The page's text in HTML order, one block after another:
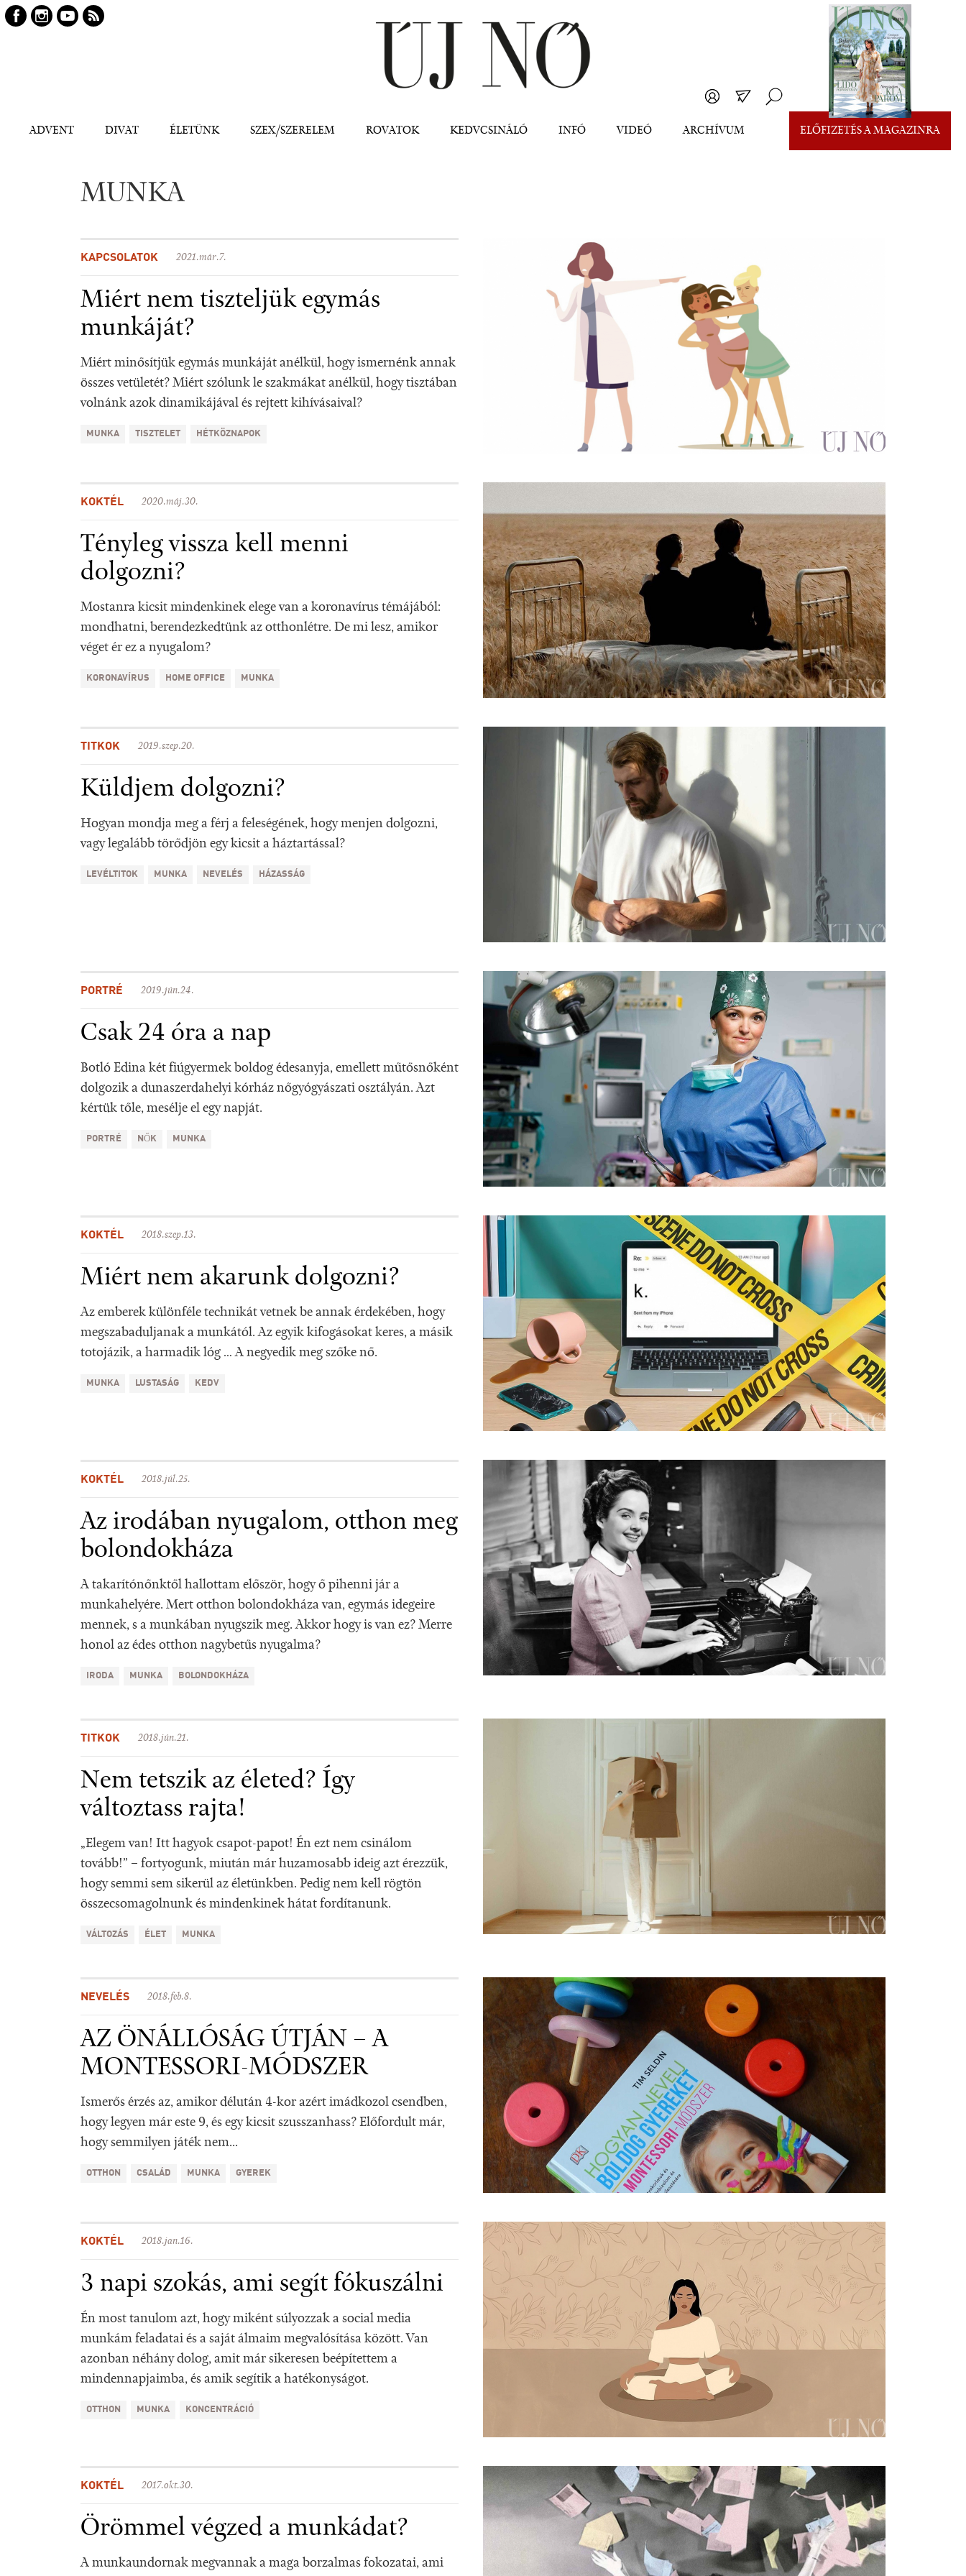
ADVENT DIVAT ÉLETÜNK SZEX/SZERELEM ROVATOK KEDVCSINÁLÓ INFÓ VIDEÓ ARCHÍVUM ELŐFIZETÉS A MAGAZINRA
MUNKA
KAPCSOLATOK 2021.már.7.
Miért nem tiszteljük egymás
munkáját?
Miért minősítjük egymás munkáját anélkül, hogy ismernénk annak
összes vetületét? Miért szólunk le szakmákat anélkül, hogy tisztában
volnánk azok dinamikájával és rejtett kihívásaival?
MUNKA TISZTELET HÉTKÖZNAPOK
KOKTÉL 2020.máj.30.
Tényleg vissza kell menni
dolgozni?
Mostanra kicsit mindenkinek elege van a koronavírus témájából:
mondhatni, berendezkedtünk az otthonlétre. De mi lesz, amikor
véget ér ez a nyugalom?
KORONAVÍRUS HOME OFFICE MUNKA
TITKOK 2019.szep.20.
Küldjem dolgozni?
Hogyan mondja meg a férj a feleségének, hogy menjen dolgozni,
vagy legalább törődjön egy kicsit a háztartással?
LEVÉLTITOK MUNKA NEVELÉS HÁZASSÁG
PORTRÉ 2019.jún.24.
Csak 24 óra a nap
Botló Edina két fiúgyermek boldog édesanyja, emellett műtősnőként
dolgozik a dunaszerdahelyi kórház nőgyógyászati osztályán. Azt
kértük tőle, mesélje el egy napját.
PORTRÉ NŐK MUNKA
KOKTÉL 2018.szep.13.
Miért nem akarunk dolgozni?
Az emberek különféle technikát vetnek be annak érdekében, hogy
megszabaduljanak a munkától. Az egyik kifogásokat keres, a másik
totojázik, a harmadik lóg … A negyedik meg szőke nő.
MUNKA LUSTASÁG KEDV
KOKTÉL 2018.júl.25.
Az irodában nyugalom, otthon meg
bolondokháza
A takarítónőnktől hallottam először, hogy ő pihenni jár a
munkahelyére. Mert otthon bolondokháza van, egymás idegeire
mennek, s a munkában nyugszik meg. Akkor hogy is van ez? Merre
honol az édes otthon nagybetűs nyugalma?
IRODA MUNKA BOLONDOKHÁZA
TITKOK 2018.jún.21.
Nem tetszik az életed? Így
változtass rajta!
„Elegem van! Itt hagyok csapot-papot! Én ezt nem csinálom
tovább!” – fortyogunk, miután már huzamosabb ideig azt érezzük,
hogy semmi sem sikerül az életünkben. Pedig nem kell rögtön
összecsomagolnunk és mindenkinek hátat fordítanunk.
VÁLTOZÁS ÉLET MUNKA
NEVELÉS 2018.feb.8.
AZ ÖNÁLLÓSÁG ÚTJÁN – A
MONTESSORI-MÓDSZER
Ismerős érzés az, amikor délután 4-kor azért imádkozol csendben,
hogy legyen már este 9, és egy kicsit szusszanhass? Előfordult már,
hogy semmilyen játék nem...
OTTHON CSALÁD MUNKA GYEREK
KOKTÉL 2018.jan.16.
3 napi szokás, ami segít fókuszálni
Én most tanulom azt, hogy miként súlyozzak a social media
munkám feladatai és a saját álmaim megvalósítása között. Van
azonban néhány dolog, amit már sikeresen beépítettem a
mindennapjaimba, és amik segítik a hatékonyságot.
OTTHON MUNKA KONCENTRÁCIÓ
KOKTÉL 2017.okt.30.
Örömmel végzed a munkádat?
A munkaundornak megvannak a maga borzalmas fokozatai, ami